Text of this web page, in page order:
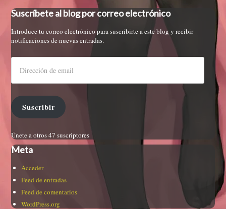
Suscríbete al blog por correo electrónico
Introduce tu correo electrónico para suscribirte a este blog y recibir
notificaciones de nuevas entradas.
Suscribir
Únete a otros 47 suscriptores
Meta
Acceder
Feed de entradas
Feed de comentarios
WordPress.org